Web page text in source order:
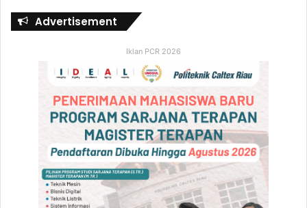
Advertisement
Iklan PCR 2026